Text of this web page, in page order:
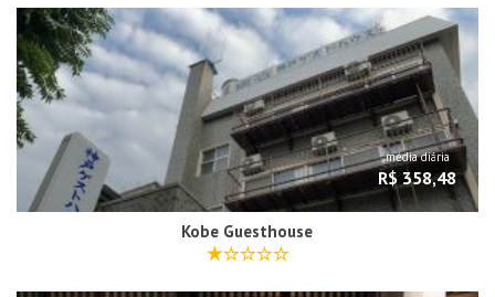
média diária
R$ 358,48
Kobe Guesthouse